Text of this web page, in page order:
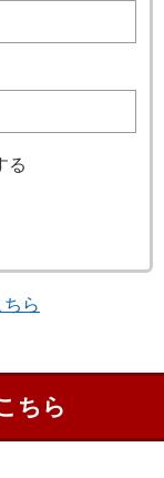
る
ら
ちら